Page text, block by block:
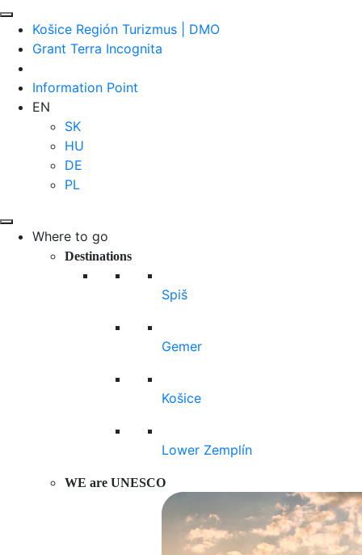
Košice Región Turizmus | DMO
Grant Terra Incognita
Information Point
EN
SK
HU
DE
PL
Where to go
Destinations
Spiš
Gemer
Košice
Lower Zemplín
WE are UNESCO